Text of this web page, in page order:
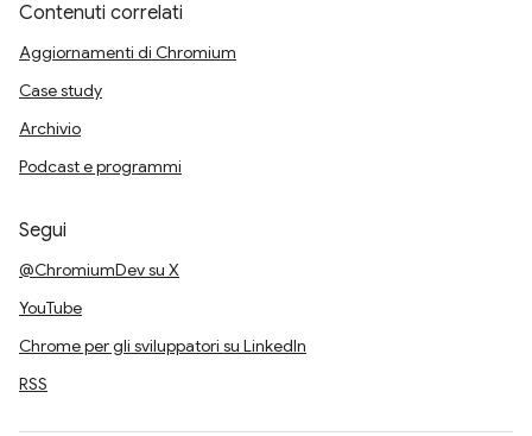
Contenuti correlati
Aggiornamenti di Chromium
Case study
Archivio
Podcast e programmi
Segui
@ChromiumDev su X
YouTube
Chrome per gli sviluppatori su LinkedIn
RSS